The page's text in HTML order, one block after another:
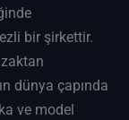
bir şirkettir.
dünya çapında
ve model